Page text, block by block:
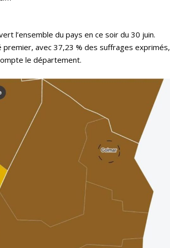
l’ensemble du pays en ce soir du 30 juin.
premier, avec 37,23 % des suffrages exprimés,
le département.